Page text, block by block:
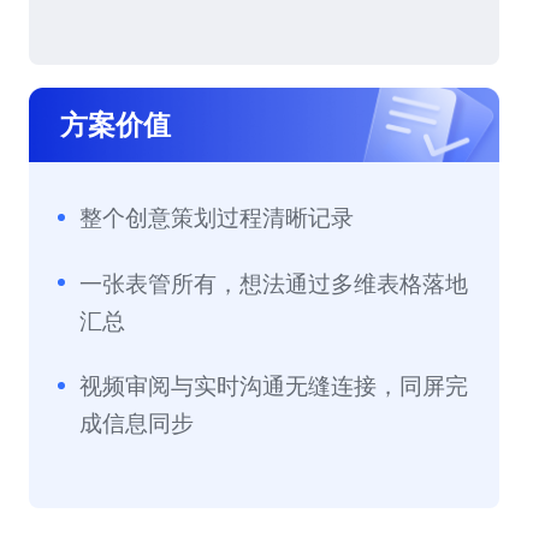
方案价值
整个创意策划过程清晰记录
一张表管所有，想法通过多维表格落地
汇总
视频审阅与实时沟通无缝连接，同屏完
成信息同步